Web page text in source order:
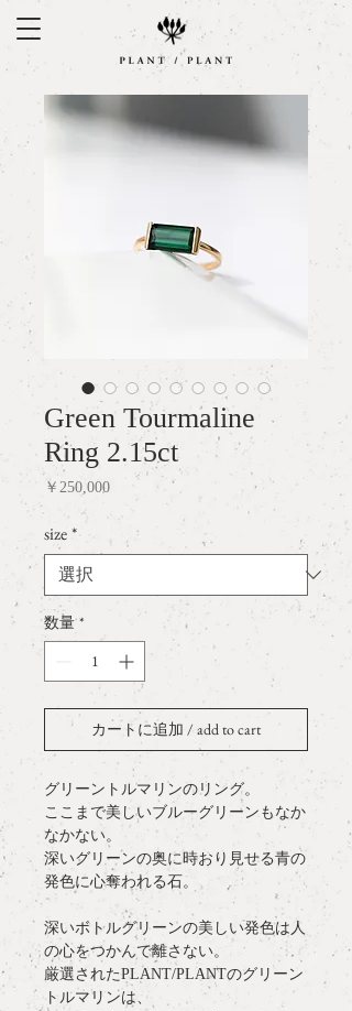
Green Tourmaline
Ring 2.15ct
￥250,000価
size*
数量 *
カートに追加 / add to cart
グリーントルマリンのリング。
ここまで美しいブルーグリーンもなか
なかない。
深いグリーンの奥に時おり見せる青の
発色に心奪われる石。
深いボトルグリーンの美しい発色は人
の心をつかんで離さない。
厳選されたPLANT/PLANTのグリーン
トルマリンは、